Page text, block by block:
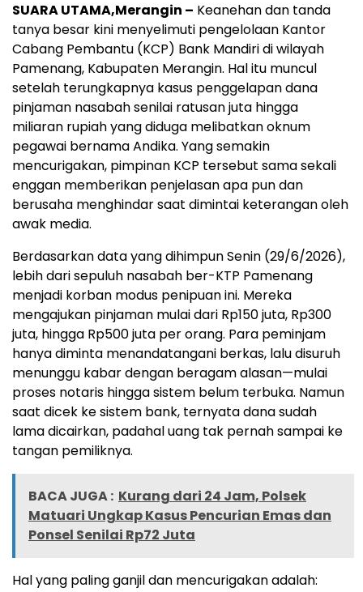
SUARA UTAMA,Merangin – Keanehan dan tanda
tanya besar kini menyelimuti pengelolaan Kantor
Cabang Pembantu (KCP) Bank Mandiri di wilayah
Pamenang, Kabupaten Merangin. Hal itu muncul
setelah terungkapnya kasus penggelapan dana
pinjaman nasabah senilai ratusan juta hingga
miliaran rupiah yang diduga melibatkan oknum
pegawai bernama Andika. Yang semakin
mencurigakan, pimpinan KCP tersebut sama sekali
enggan memberikan penjelasan apa pun dan
berusaha menghindar saat dimintai keterangan oleh
awak media.
Berdasarkan data yang dihimpun Senin (29/6/2026),
lebih dari sepuluh nasabah ber-KTP Pamenang
menjadi korban modus penipuan ini. Mereka
mengajukan pinjaman mulai dari Rp150 juta, Rp300
juta, hingga Rp500 juta per orang. Para peminjam
hanya diminta menandatangani berkas, lalu disuruh
menunggu kabar dengan beragam alasan—mulai
proses notaris hingga sistem belum terbuka. Namun
saat dicek ke sistem bank, ternyata dana sudah
lama dicairkan, padahal uang tak pernah sampai ke
tangan pemiliknya.
BACA JUGA : Kurang dari 24 Jam, Polsek
Matuari Ungkap Kasus Pencurian Emas dan
Ponsel Senilai Rp72 Juta
Hal yang paling ganjil dan mencurigakan adalah: